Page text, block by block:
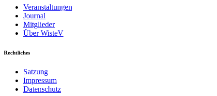
Veranstaltungen
Journal
Mitglieder
Über WisteV
Rechtliches
Satzung
Impressum
Datenschutz